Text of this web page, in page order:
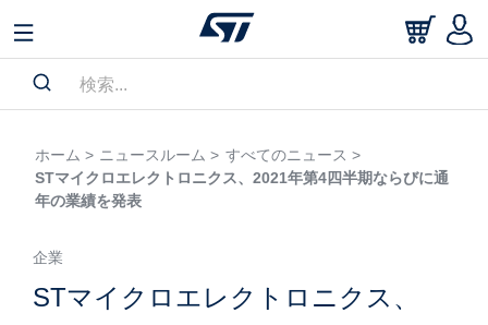
ホーム > ニュースルーム > すべてのニュース >
STマイクロエレクトロニクス、2021年第4四半期ならびに通
年の業績を発表
企業
STマイクロエレクトロニクス、